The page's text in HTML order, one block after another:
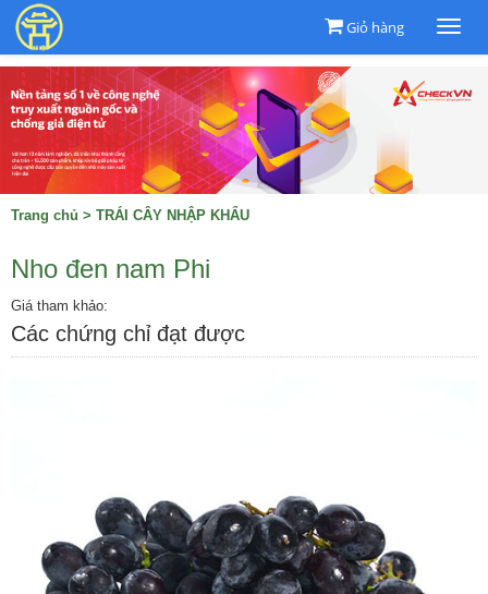
Giỏ hàng
Trang chủ > TRÁI CÂY NHẬP KHẨU
Nho đen nam Phi
Giá tham khảo:
Các chứng chỉ đạt được